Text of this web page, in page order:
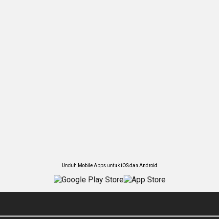
Unduh Mobile Apps untuk iOS dan Android